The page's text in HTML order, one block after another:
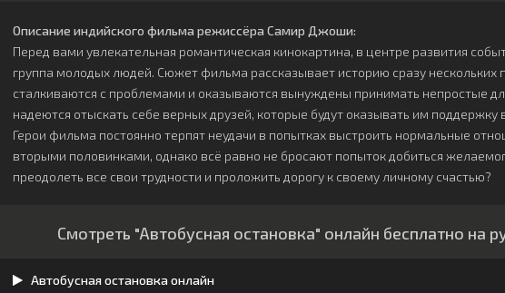
Описание индийского фильма режиссёра Самир Джоши:
Перед вами увлекательная романтическая кинокартина, в центре развития
группа молодых людей. Сюжет фильма рассказывает историю сразу нескольких
сталкиваются с проблемами и оказываются вынуждены принимать непростые
надеются отыскать себе верных друзей, которые будут оказывать им поддержку
Герои фильма постоянно терпят неудачи в попытках выстроить нормальные
вторыми половинками, однако всё равно не бросают попыток добиться
преодолеть все свои трудности и проложить дорогу к своему личному счастью?
Смотреть "Автобусная остановка" онлайн бесплатно на
Автобусная остановка онлайн